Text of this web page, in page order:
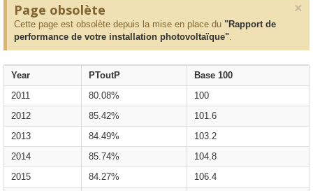
×
Page obsolète
Cette page est obsolète depuis la mise en place du "Rapport de
performance de votre installation photovoltaïque".
Year PToutP
Base 100
2011
80.08%
100
2012
85.42%
101.6
2013
84.49%
103.2
2014
85.74%
104.8
2015
84.27%
106.4